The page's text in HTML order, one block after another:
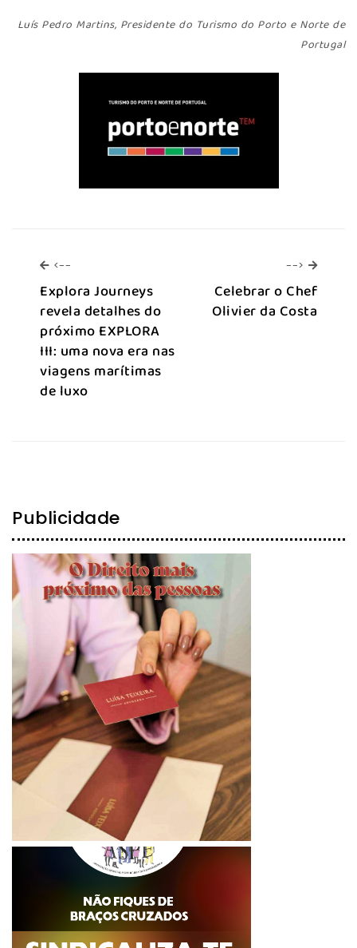
Luís Pedro Martins, Presidente do Turismo do Porto e Norte de
Portugal
<--
Explora Journeys
revela detalhes do
próximo EXPLORA
III: uma nova era nas
viagens marítimas
de luxo
--> -->
Celebrar o Chef
Olivier da Costa
Publicidade